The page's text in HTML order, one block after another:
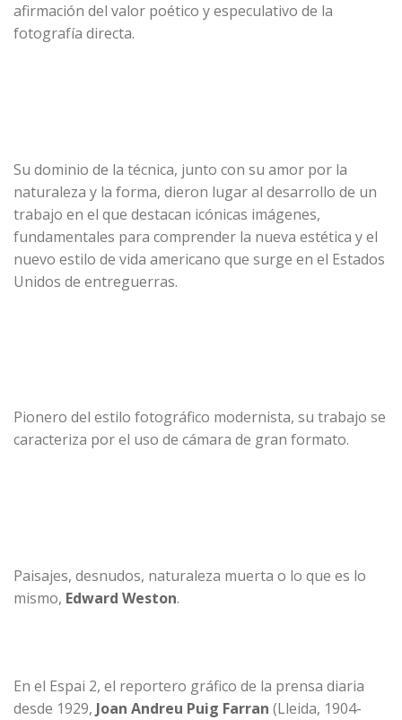
afirmación del valor poético y especulativo de la
fotografía directa.
Su dominio de la técnica, junto con su amor por la
naturaleza y la forma, dieron lugar al desarrollo de un
trabajo en el que destacan icónicas imágenes,
fundamentales para comprender la nueva estética y el
nuevo estilo de vida americano que surge en el Estados
Unidos de entreguerras.
Pionero del estilo fotográfico modernista, su trabajo se
caracteriza por el uso de cámara de gran formato.
Paisajes, desnudos, naturaleza muerta o lo que es lo
mismo, Edward Weston.
En el Espai 2, el reportero gráfico de la prensa diaria
desde 1929, Joan Andreu Puig Farran (Lleida, 1904-